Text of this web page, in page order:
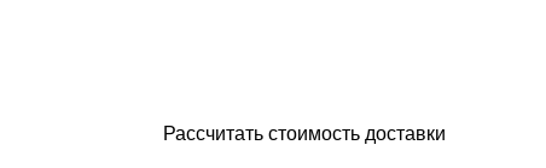
Рассчитать стоимость доставки